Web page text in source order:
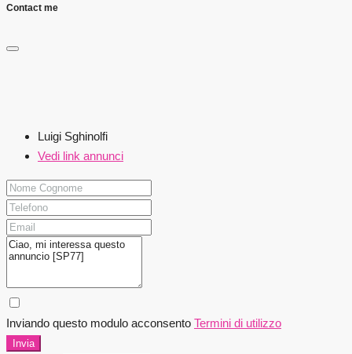
Contact me
Luigi Sghinolfi
Vedi link annunci
Inviando questo modulo acconsento Termini di utilizzo
Invia